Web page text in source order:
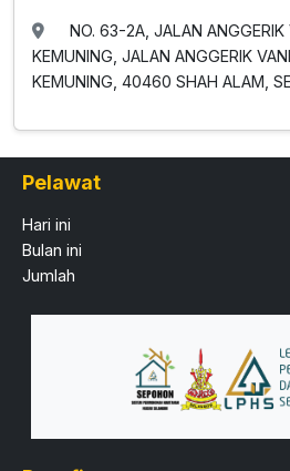
NO. 63-2A, JALAN
KEMUNING, JALAN ANGGERIK
KEMUNING, 40460 SHAH ALAM,
Pelawat
Hari ini
Bulan ini
Jumlah